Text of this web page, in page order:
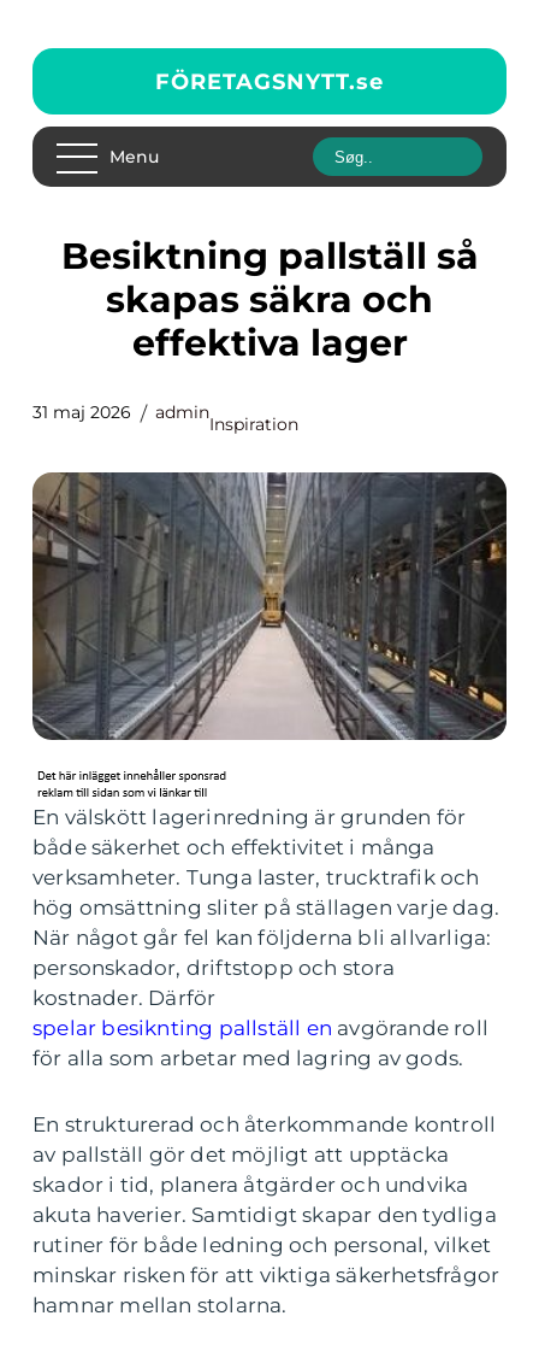
FÖRETAGSNYTT.se
Menu
Besiktning pallställ så
skapas säkra och
effektiva lager
31 maj 2026 admin
Inspiration
En välskött lagerinredning är grunden för
både säkerhet och effektivitet i många
verksamheter. Tunga laster, trucktrafik och
hög omsättning sliter på ställagen varje dag.
När något går fel kan följderna bli allvarliga:
personskador, driftstopp och stora
kostnader. Därför
spelar besiknting pallställ en avgörande roll
för alla som arbetar med lagring av gods.
En strukturerad och återkommande kontroll
av pallställ gör det möjligt att upptäcka
skador i tid, planera åtgärder och undvika
akuta haverier. Samtidigt skapar den tydliga
rutiner för både ledning och personal, vilket
minskar risken för att viktiga säkerhetsfrågor
hamnar mellan stolarna.